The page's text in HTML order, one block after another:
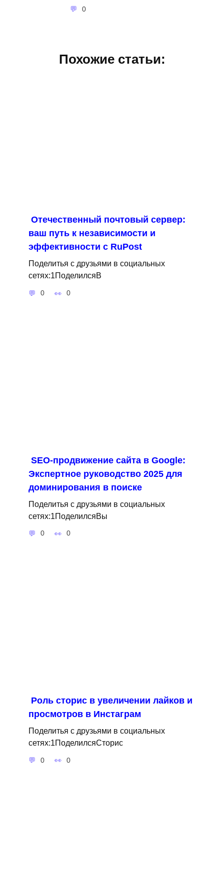
0
Похожие статьи:
Отечественный почтовый сервер:
ваш путь к независимости и
эффективности с RuPost
Поделитья с друзьями в социальных
сетях:1ПоделилсяВ
0 0
SEO-продвижение сайта в Google:
Экспертное руководство 2025 для
доминирования в поиске
Поделитья с друзьями в социальных
сетях:1ПоделилсяВы
0 0
Роль сторис в увеличении лайков и
просмотров в Инстаграм
Поделитья с друзьями в социальных
сетях:1ПоделилсяСторис
0 0